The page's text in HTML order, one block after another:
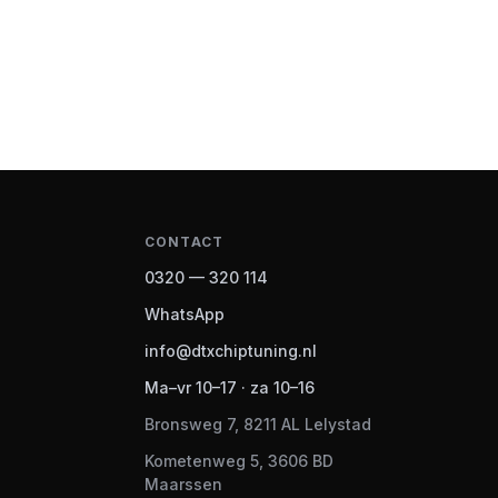
CONTACT
0320 — 320 114
WhatsApp
info@dtxchiptuning.nl
Ma–vr 10–17 · za 10–16
Bronsweg 7, 8211 AL Lelystad
Kometenweg 5, 3606 BD
Maarssen